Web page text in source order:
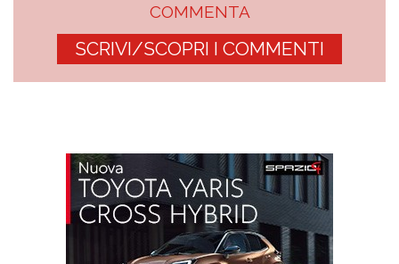
COMMENTA
SCRIVI/SCOPRI I COMMENTI